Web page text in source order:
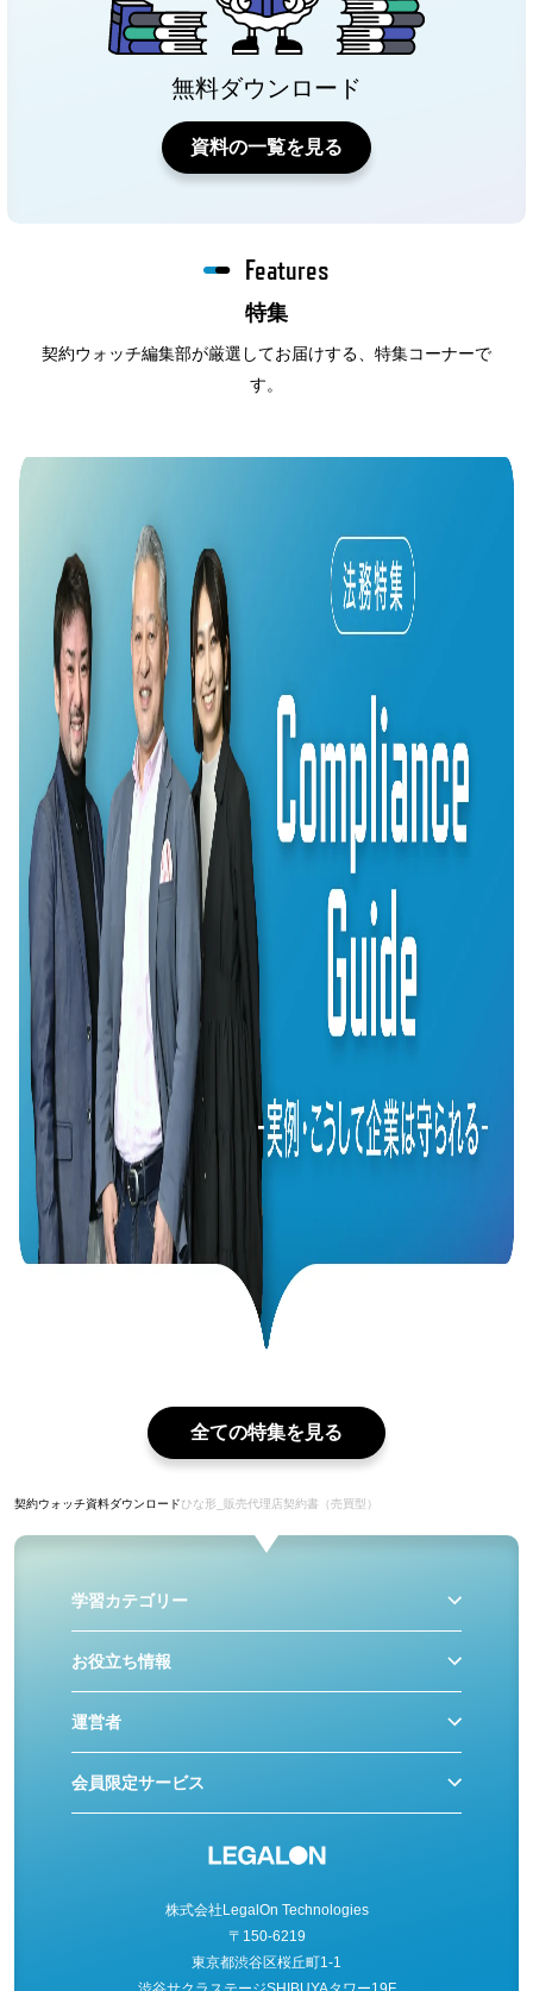
無料ダウンロード
資料の一覧を見る
特集
Features
契約ウォッチ編集部が厳選してお届けする、特集コーナーで
す。
全ての特集を見る
契約ウォッチ資料ダウンロードひな形_販売代理店契約書（売買型）
学習カテゴリー
お役立ち情報
運営者
会員限定サービス
株式会社LegalOn Technologies
〒150-6219
東京都渋谷区桜丘町1-1